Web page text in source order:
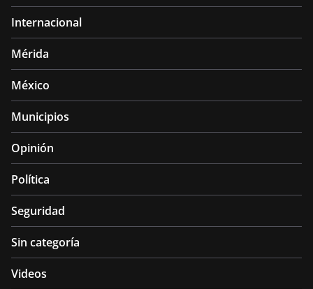
Internacional
Mérida
México
Municipios
Opinión
Política
Seguridad
Sin categoría
Videos